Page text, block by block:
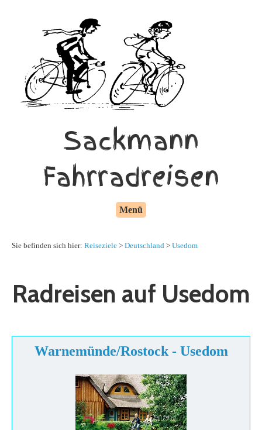
Sackmann
Fahrradreisen
Menü
Sie befinden sich hier: Reiseziele > Deutschland > Usedom
Radreisen auf Usedom
Warnemünde/Rostock - Usedom